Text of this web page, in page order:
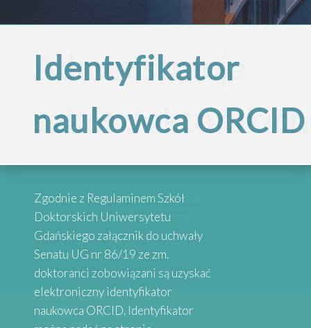
Administracja
szkół doktorskich
Przypominamy, że po reorganizacji
Szkół Doktorskich UG obsługą
administracyjną zajmują się
wybrane osoby przy danych
Wydziałach
Identyfikator
naukowca ORCID
Zgodnie z Regulaminem Szkół
Doktorskich Uniwersytetu
Gdańskiego załącznik do uchwały
Senatu UG nr 86/19 ze zm.
doktoranci zobowiązani są uzyskać
elektroniczny identyfikator
naukowca ORCID. Identyfikator
Projekt
Szkół
Doktorskich
Uniwersytetu
Inspirujące
historie
absolwentów
zapoznania się z historiami osób,
które uzyskały stopień doktora.
Absolwenci studiów doktoranckich